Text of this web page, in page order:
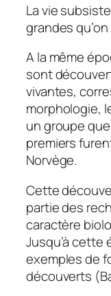
La vie
grandes
A la même
sont
vivantes,
morphologie,
un groupe
premiers
Norvège.
Cette
partie des
caractère
Jusqu’à cette
exemples de
découverts